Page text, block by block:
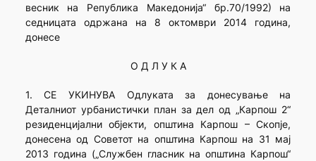
весник на Република Македонија“ бр.70/1992) на
седницата одржана на 8 октомври 2014 година,
донесе
О Д Л У К А
1. СЕ УКИНУВА Одлуката за донесување на
Деталниот урбанистички план за дел од „Карпош 2“
резиденцијални објекти, општина Карпош – Скопје,
донесена од Советот на општина Карпош на 31 мај
2013 година („Службен гласник на општина Карпош“